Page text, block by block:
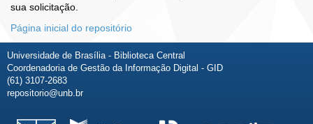
sua solicitação.
Página inicial do repositório
Universidade de Brasília - Biblioteca Central
Coordenadoria de Gestão da Informação Digital - GID
(61) 3107-2683
repositorio@unb.br